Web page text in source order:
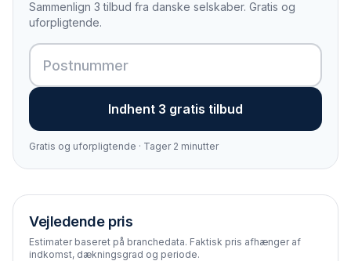
Sammenlign 3 tilbud fra danske selskaber. Gratis og
uforpligtende.
Indhent 3 gratis tilbud
Gratis og uforpligtende · Tager 2 minutter
Vejledende pris
Estimater baseret på branchedata. Faktisk pris afhænger af
indkomst, dækningsgrad og periode.